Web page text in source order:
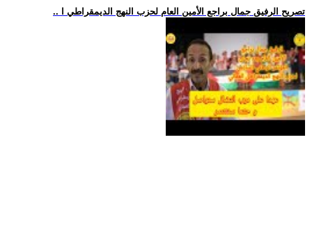
.. تصريح الرفيق جمال براجع الأمين العام لحزب النهج الديمقراطي ا